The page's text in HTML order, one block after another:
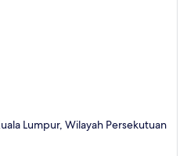
Lumpur, Wilayah Persekutuan